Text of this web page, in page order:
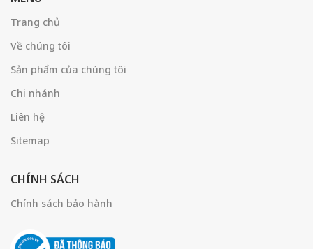
Trang chủ
Về chúng tôi
Sản phẩm của chúng tôi
Chi nhánh
Liên hệ
Sitemap
CHÍNH SÁCH
Chính sách bảo hành